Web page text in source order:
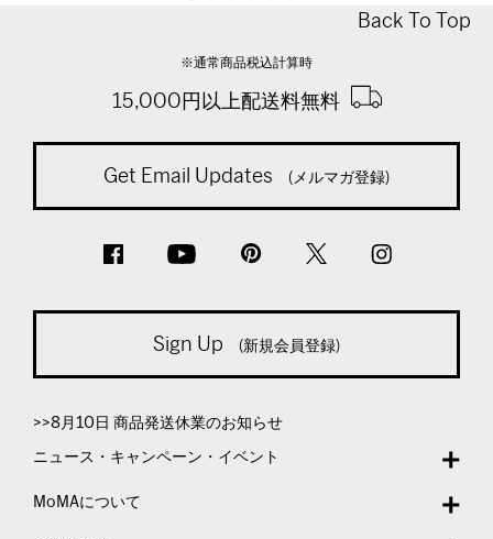
Back To Top
※通常商品税込計算時
15,000円以上配送料無料
Get Email Updates (メルマガ登録)
Sign Up (新規会員登録)
>>8月10日 商品発送休業のお知らせ
ニュース・キャンペーン・イベント
MoMAについて